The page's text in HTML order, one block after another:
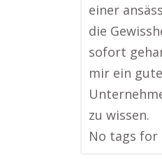
einer
die
sofort
mir ein
zu wissen.
No tags